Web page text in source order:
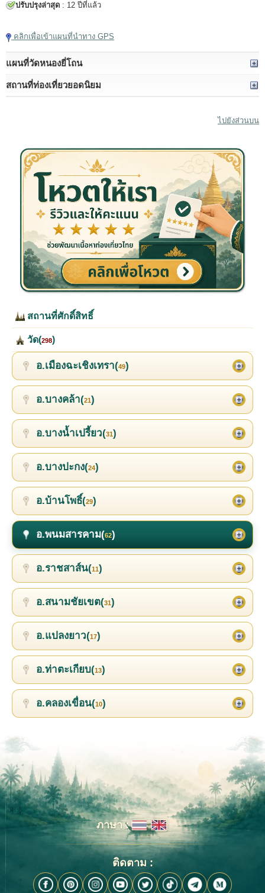
ปรับปรุงล่าสุด : 12 ปีที่แล้ว
คลิกเพื่อเข้าแผนที่นำทาง GPS
แผนที่วัดหนองยี่โถน
สถานที่ท่องเที่ยวยอดนิยม
ไปยังส่วนบน
สถานที่ศักดิ์สิทธิ์
วัด(298)
อ.เมืองฉะเชิงเทรา(49)
อ.บางคล้า(21)
อ.บางน้ำเปรี้ยว(31)
อ.บางปะกง(24)
อ.บ้านโพธิ์(29)
อ.พนมสารคาม(62)
อ.ราชสาส์น(11)
อ.สนามชัยเขต(31)
อ.แปลงยาว(17)
อ.ท่าตะเกียบ(13)
อ.คลองเขื่อน(10)
ภาษา :
ติดตาม :